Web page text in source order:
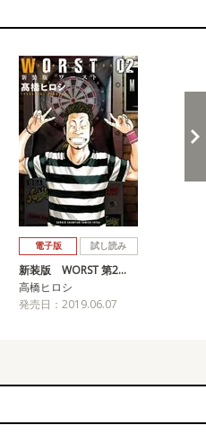
電子版 試し読み
新装版 WORST 第2…
高橋ヒロシ
発売日：2019.06.07